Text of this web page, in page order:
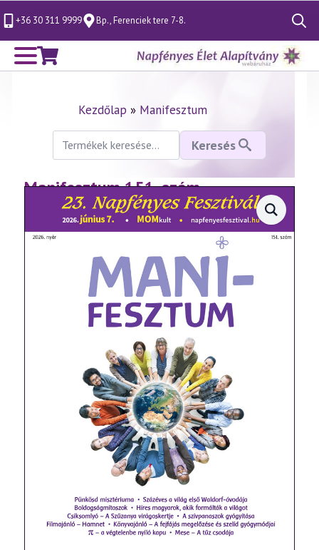
+36 30 311 9999 Bp., Ferenciek tere 7-8.
Search
for:
Kezdőlap » Manifesztum
Keresés
következőre:
Keresés
Manifesztum 151. szám –
nyomtatott (2026. nyár)